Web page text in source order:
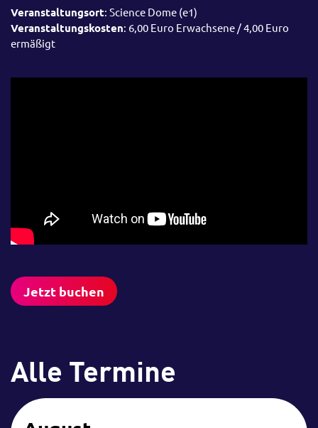
Veranstaltungsort: Science Dome (e1)
Veranstaltungskosten: 6,00 Euro Erwachsene / 4,00 Euro
ermäßigt
Jetzt buchen
Alle Termine